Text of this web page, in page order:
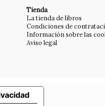
Tienda
La tienda de libros
Condiciones de
Información sobre las
Aviso legal